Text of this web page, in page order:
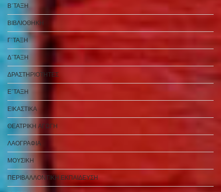
Β΄ΤΑΞΗ
ΒΙΒΛΙΟΘΗΚΗ
Γ΄ΤΑΞΗ
Δ΄ΤΑΞΗ
ΔΡΑΣΤΗΡΙΟΤΗΤΕΣ
Ε΄ΤΑΞΗ
ΕΙΚΑΣΤΙΚΑ
ΘΕΑΤΡΙΚΗ ΑΓΩΓΗ
ΛΑΟΓΡΑΦΙΑ
ΜΟΥΣΙΚΗ
ΠΕΡΙΒΑΛΛΟΝΤΙΚΗ ΕΚΠΑΙΔΕΥΣΗ